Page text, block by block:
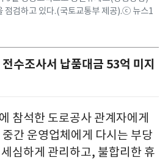
점검하고 있다.(국토교통부 제공).ⓒ 뉴스1
수조사서 납품대금 53억 미지
참석한 도로공사 관계자에게
간 운영업체에게 다시는 부당
심하게 관리하고, 불합리한 휴